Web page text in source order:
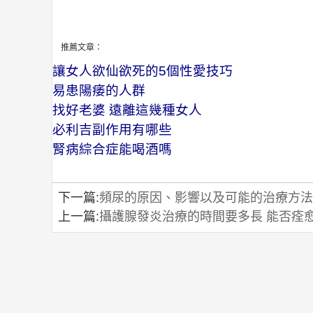
推薦文章：
讓女人欲仙欲死的5個性愛技巧
易患陽痿的人群
找好老婆 遠離這幾種女人
必利吉副作用有哪些
腎病綜合症能喝酒嗎
下一篇:頻尿的原因、影響以及可能的治療方法
上一篇:攝護腺發炎治療的時間要多長 能否痊